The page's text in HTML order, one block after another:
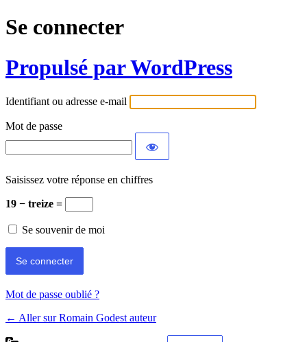
Se connecter
Propulsé par WordPress
Identifiant ou adresse e-mail
Mot de passe
Saisissez votre réponse en chiffres
19 − treize =
Se souvenir de moi
Mot de passe oublié ?
← Aller sur Romain Godest auteur